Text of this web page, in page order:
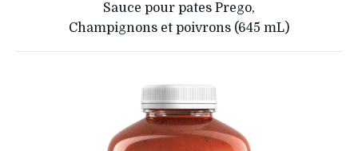
Sauce pour pates Prego,
Champignons et poivrons (645 mL)